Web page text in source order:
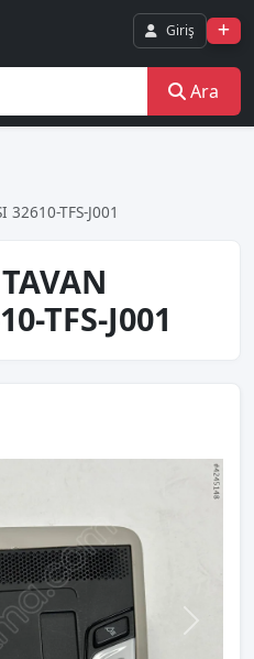
Giriş
Ara
32610-TFS-J001
TFS-J001